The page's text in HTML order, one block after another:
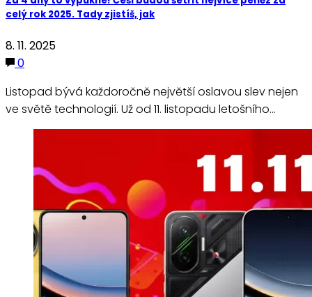
celý rok 2025. Tady zjistíš, jak
8. 11. 2025
0
Listopad bývá každoročně největší oslavou slev nejen
ve světě technologií. Už od 11. listopadu letošního…